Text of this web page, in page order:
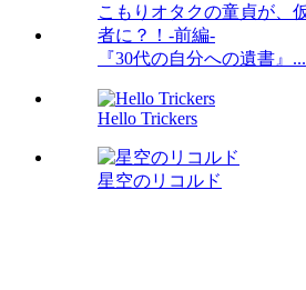
『30代の自分への遺書』...
Hello Trickers
星空のリコルド